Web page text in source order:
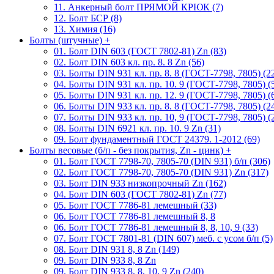
11. Анкерный болт ПРЯМОЙ КРЮК (7)
12. Болт БСР (8)
13. Химия (16)
Болты (штучные) +
01. Болт DIN 603 (ГОСТ 7802-81) Zn (83)
02. Болт DIN 603 кл. пр. 8. 8 Zn (56)
03. Болты DIN 931 кл. пр. 8. 8 (ГОСТ-7798, 7805)
04. Болты DIN 931 кл. пр. 10. 9 (ГОСТ-7798, 7805)
05. Болты DIN 931 кл. пр. 12. 9 (ГОСТ-7798, 7805)
06. Болты DIN 933 кл. пр. 8. 8 (ГОСТ-7798, 7805)
07. Болты DIN 933 кл. пр. 10, 9 (ГОСТ-7798, 7805)
08. Болты DIN 6921 кл. пр. 10. 9 Zn (31)
09. Болт фундаментный ГОСТ 24379. 1-2012 (69)
Болты весовые (б/п - без покрытия, Zn - цинк) +
01. Болт ГОСТ 7798-70, 7805-70 (DIN 931) б/п (306)
02. Болт ГОСТ 7798-70, 7805-70 (DIN 931) Zn (317)
03. Болт DIN 933 низкопрочный Zn (162)
04. Болт DIN 603 (ГОСТ 7802-81) Zn (77)
05. Болт ГОСТ 7786-81 лемешный (33)
06. Болт ГОСТ 7786-81 лемешный 8, 8
06. Болт ГОСТ 7786-81 лемешный 8, 8, 10, 9 (33)
07. Болт ГОСТ 7801-81 (DIN 607) меб. с усом б/п (5)
08. Болт DIN 931 8, 8 Zn (149)
09. Болт DIN 933 8, 8 Zn
09. Болт DIN 933 8, 8, 10, 9 Zn (240)